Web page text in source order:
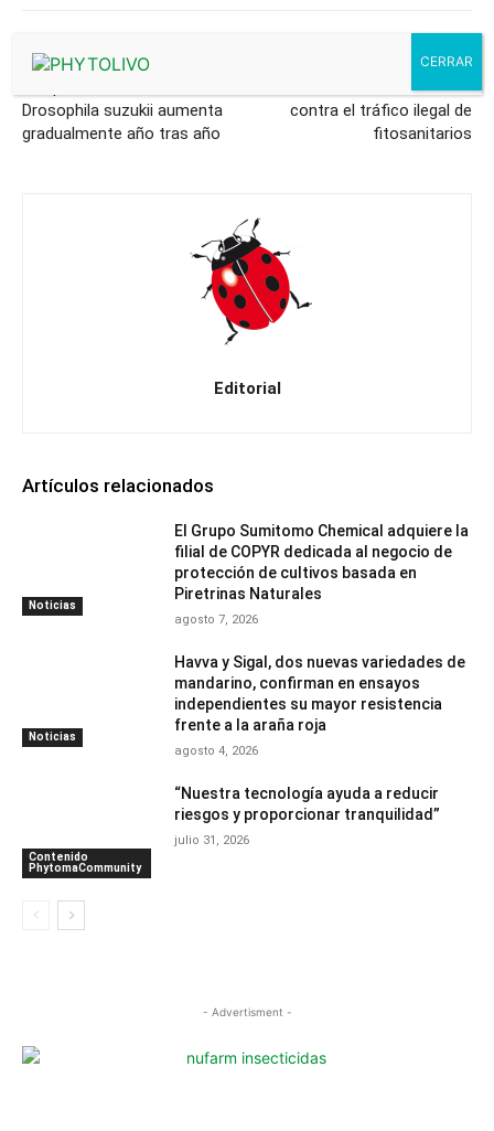
Artículo anterior
Drosophila suzukii aumenta
gradualmente año tras año
Artículo siguiente
Nuevo éxito en la lucha
contra el tráfico ilegal de
fitosanitarios
Editorial
Artículos relacionados
Noticias
El Grupo Sumitomo Chemical adquiere la
filial de COPYR dedicada al negocio de
protección de cultivos basada en
Piretrinas Naturales
agosto 7, 2026
Noticias
Havva y Sigal, dos nuevas variedades de
mandarino, confirman en ensayos
independientes su mayor resistencia
frente a la araña roja
agosto 4, 2026
Contenido
PhytomaCommunity
“Nuestra tecnología ayuda a reducir
riesgos y proporcionar tranquilidad”
julio 31, 2026
- Advertisment -